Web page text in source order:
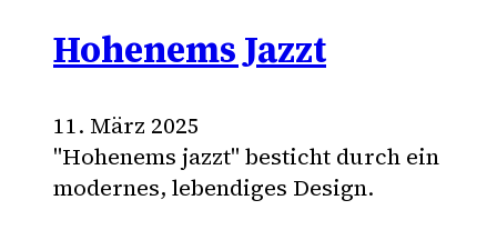
Hohenems Jazzt
11. März 2025
"Hohenems jazzt" besticht durch ein
modernes, lebendiges Design.